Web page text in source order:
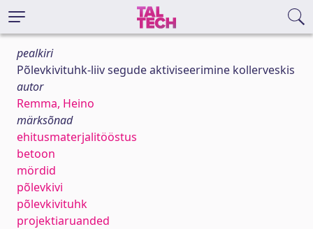
pealkiri
Põlevkivituhk-liiv segude aktiviseerimine kollerveskis
autor
Remma, Heino
märksõnad
ehitusmaterjalitööstus
betoon
mördid
põlevkivi
põlevkivituhk
projektiaruanded